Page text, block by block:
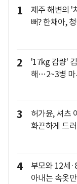
1
제주 해변의 '
뻐? 한채아,
2
'17kg 감량'
해…2~3병 마
3
허가윤, 셔츠
화끈하게 드
4
부모와 12세
아내는 속옷